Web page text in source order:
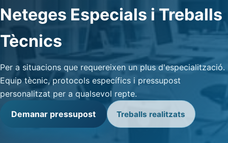
Neteges Especials i Treballs
Tècnics
Per a situacions que requereixen un plus d'especialització.
Equip tècnic, protocols específics i pressupost
personalitzat per a qualsevol repte.
Demanar pressupost
Treballs realitzats